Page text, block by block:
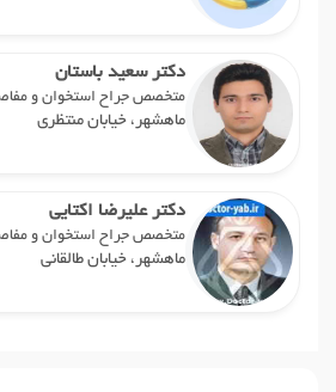
دکتر سعید باستان
متخصص جراح استخوان و
ماهشهر، خیابان منتظری
دکتر علیرضا اکتایی
متخصص جراح استخوان و
ماهشهر، خیابان طالقانی